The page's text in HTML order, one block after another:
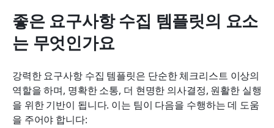
좋은 요구사항 수집 템플릿의 요소
는 무엇인가요
강력한 요구사항 수집 템플릿은 단순한 체크리스트 이상의
역할을 하며, 명확한 소통, 더 현명한 의사결정, 원활한 실행
을 위한 기반이 됩니다. 이는 팀이 다음을 수행하는 데 도움
을 주어야 합니다: